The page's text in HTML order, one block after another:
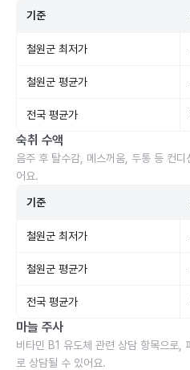
기준
철원군 최저가
철원군 평균가
전국 평균가
숙취 수액
음주 후 탈수감, 메스꺼움, 두통 등 컨
어요.
기준
철원군 최저가
철원군 평균가
전국 평균가
마늘 주사
비타민 B1 유도체 관련 상담 항목으로,
로 상담될 수 있어요.